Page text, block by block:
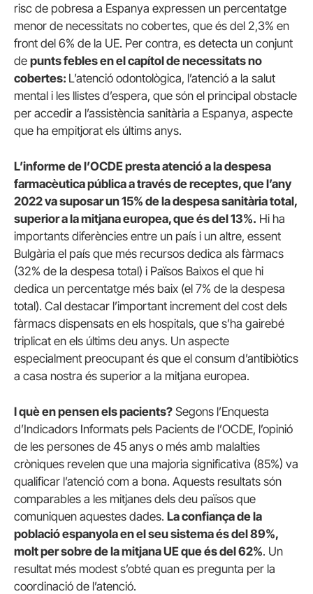
risc de pobresa a Espanya expressen un percentatge
menor de necessitats no cobertes, que és del 2,3% en
front del 6% de la UE. Per contra, es detecta un conjunt
de punts febles en el capítol de necessitats no
cobertes: L’atenció odontològica, l’atenció a la salut
mental i les llistes d’espera, que són el principal obstacle
per accedir a l’assistència sanitària a Espanya, aspecte
que ha empitjorat els últims anys.
L’informe de l’OCDE presta atenció a la despesa
farmacèutica pública a través de receptes, que l’any
2022 va suposar un 15% de la despesa sanitària total,
superior a la mitjana europea, que és del 13%. Hi ha
importants diferències entre un país i un altre, essent
Bulgària el país que més recursos dedica als fàrmacs
(32% de la despesa total) i Països Baixos el que hi
dedica un percentatge més baix (el 7% de la despesa
total). Cal destacar l’important increment del cost dels
fàrmacs dispensats en els hospitals, que s’ha gairebé
triplicat en els últims deu anys. Un aspecte
especialment preocupant és que el consum d’antibiòtics
a casa nostra és superior a la mitjana europea.
I què en pensen els pacients? Segons l’Enquesta
d’Indicadors Informats pels Pacients de l’OCDE, l’opinió
de les persones de 45 anys o més amb malalties
cròniques revelen que una majoria significativa (85%) va
qualificar l’atenció com a bona. Aquests resultats són
comparables a les mitjanes dels deu països que
comuniquen aquestes dades. La confiança de la
població espanyola en el seu sistema és del 89%,
molt per sobre de la mitjana UE que és del 62%. Un
resultat més modest s’obté quan es pregunta per la
coordinació de l’atenció.